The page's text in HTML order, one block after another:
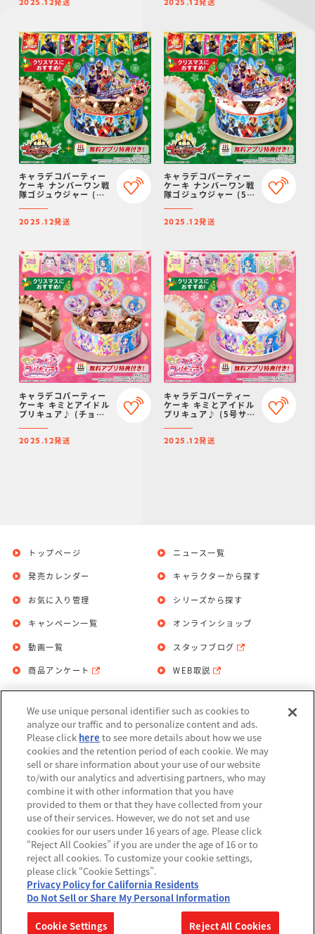
約】
2025.12 2025.12
キャラデコパーティー
ケーキ ナンバーワン戦
隊ゴジュウジャー (チ
イズ)【2025年12月発
送・クリスマス予約】
2025.12発送
キャラデコパーティー
ケーキ ナンバーワン戦
隊ゴジュウジャー (5号
発送・クリスマス予
約】
2025.12発送
キャラデコパーティー
ケーキ キミとアイドル
プリキュア♪ (チョコ
【2025年12月発送・
クリスマス予約】
2025.12発送
キャラデコパーティー
ケーキ キミとアイドル
プリキュア♪ (5号サイ
送・クリスマス予約】
2025.12発送
トップページ
発売カレンダー
お気に入り管理
ニュース一覧
キャラクターから探す
シリーズから探す
キャンペーン一覧
動画一覧
商品アンケート
オンラインショップ
スタッフブログ
WEB取説
お問い合わせ 個人情報保護方針
利用規約
Do Not Sell or Share My Personal
Information
アレルギー情報
©BANDAI
▼コピーライト一覧を表示する
We use unique personal identifier such as cookies to
analyze our traffic and to personalize content and ads.
Please click here to see more details about how we use
cookies and the retention period of each cookie. We may
sell or share information about your use of our website
to/with our analytics and advertising partners, who may
combine it with other information that you have
provided to them or that they have collected from your
use of their services. However, we do not set and use
cookies for our users under 16 years of age. Please click
“Reject All Cookies” if you are under the age of 16 or to
reject all cookies. To customize your cookie settings,
please click “Cookie Settings”.
Privacy Policy for California Residents
Do Not Sell or Share My Personal Information
Cookie Settings Reject All Cookies